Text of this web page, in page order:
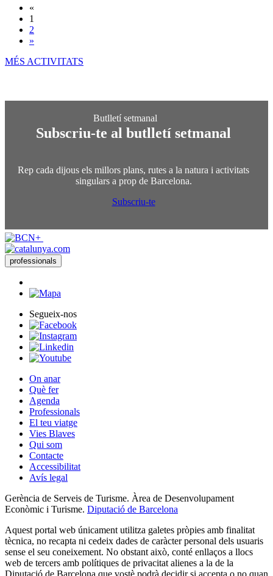
«
1
2
»
MÉS ACTIVITATS
Subscriu-te al butlletí setmanal
Rep cada dijous els millors plans, rutes a la natura i activitats
singulars a prop de Barcelona.
Subscriu-te
professionals
Segueix-nos
On anar
Què fer
Agenda
Professionals
El teu viatge
Vies Blaves
Qui som
Contacte
Accessibilitat
Avís legal
Gerència de Serveis de Turisme. Àrea de Desenvolupament
Econòmic i Turisme. Diputació de Barcelona
Aquest portal web únicament utilitza galetes pròpies amb finalitat
tècnica, no recapta ni cedeix dades de caràcter personal dels usuaris
sense el seu coneixement. No obstant això, conté enllaços a llocs
web de tercers amb polítiques de privacitat alienes a la de la
Diputació de Barcelona que vostè podrà decidir si accepta o no quan